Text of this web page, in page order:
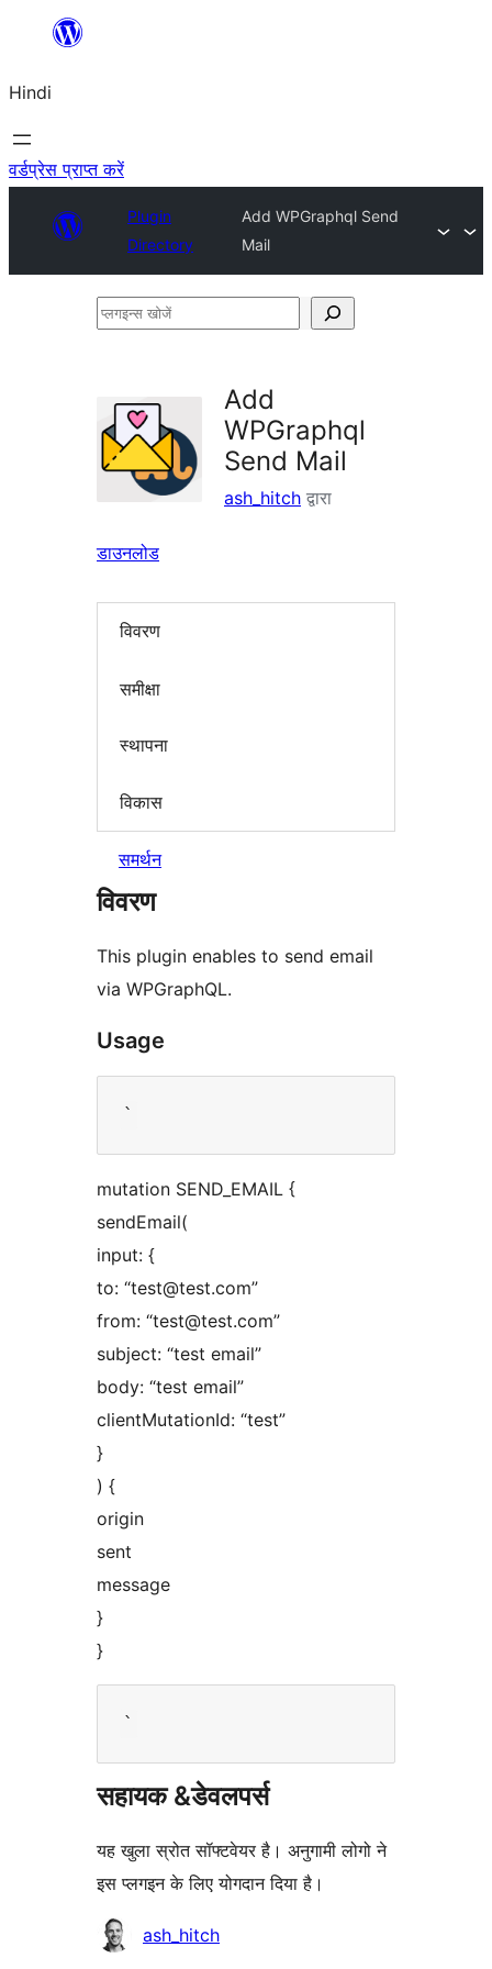
सामग्री
जाएं
Hindi
वर्डप्रेस प्राप्त करें
Plugin
Directory
Add WPGraphql Send
Mail
प्लगइन्स
Add
WPGraphql
Send Mail
ash_hitch द्वारा
डाउनलोड
विवरण
समीक्षा
स्थापना
विकास
समर्थन
विवरण
This plugin enables to send email
via WPGraphQL.
Usage
mutation SEND_EMAIL {
sendEmail(
input: {
to: “test@test.com”
from: “test@test.com”
subject: “test email”
body: “test email”
clientMutationId: “test”
}
) {
origin
sent
message
}
}
सहायक &डेवलपर्स
यह खुला स्रोत सॉफ्टवेयर है। अनुगामी लोगो ने
इस प्लगइन के लिए योगदान दिया है।
योगदानकर्ताash_hitch